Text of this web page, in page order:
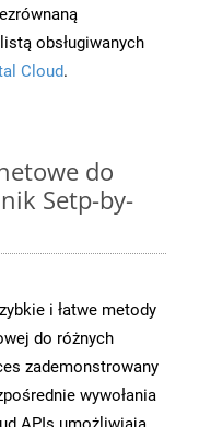
obsługiwanych
Cloud.
do
Setp-by-
i łatwe metody
do różnych
zademonstrowany
wywołania